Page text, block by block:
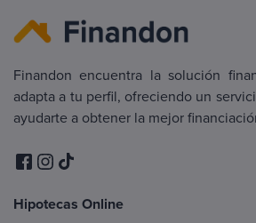
Finandon encuentra la solución
adapta a tu perfil, ofreciendo un
ayudarte a obtener la mejor
Hipotecas Online